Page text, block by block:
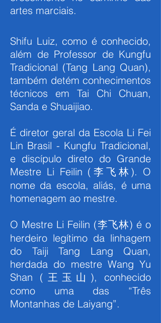
artes marciais.
Shifu Luiz, como é conhecido,
além de Professor de Kungfu
Tradicional (Tang Lang Quan),
também detém conhecimentos
técnicos em Tai Chi Chuan,
Sanda e Shuaijiao.
É diretor geral da Escola Li Fei
Lin Brasil - Kungfu Tradicional,
e discípulo direto do Grande
Mestre Li Feilin (李飞林). O
nome da escola, aliás, é uma
homenagem ao mestre.
O Mestre Li Feilin (李飞林) é o
herdeiro legítimo da linhagem
do Taiji Tang Lang Quan,
herdada do mestre Wang Yu
Shan (王玉山), conhecido
como uma das “Três
Montanhas de Laiyang”.